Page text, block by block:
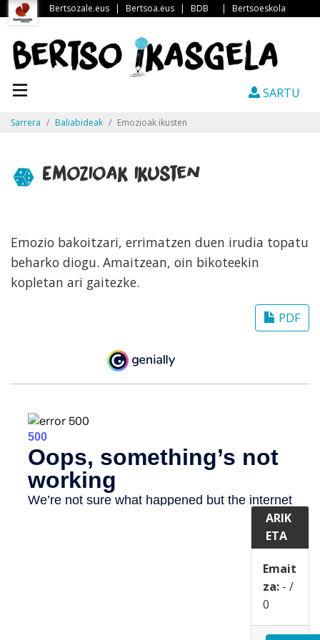
Bertsozale.eus | Bertsoa.eus | BDB | Bertsoeskola
SARTU
Sarrera Baliabideak Emozioak ikusten
Emozioak ikusten
Emozio bakoitzari, errimatzen duen irudia topatu
beharko diogu. Amaitzean, oin bikoteekin
kopletan ari gaitezke.
PDF
ARIK
ETA
Emait
za: - /
0